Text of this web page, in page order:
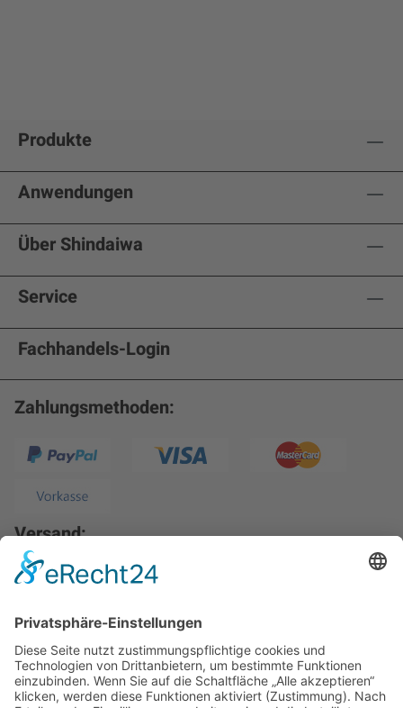
Produkte
Anwendungen
Über Shindaiwa
Service
Fachhandels-Login
Zahlungsmethoden:
Versand: